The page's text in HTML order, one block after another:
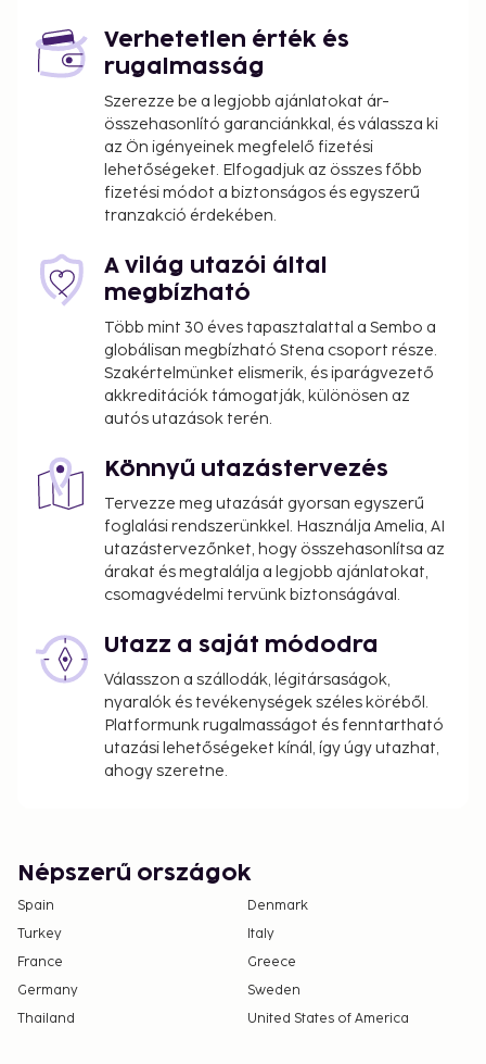
Government-issued photo identification and a
credit card, debit card, or cash deposit may be
required at check-in for incidental charges
Special requests are subject to availability upon
check-in and may incur additional charges;
special requests cannot be guaranteed
This property accepts credit cards; cash is not
accepted
detector on the property
Host has not indicated whether there is a
smoke detector on the property
Safety features at this property include a fire
extinguisher
This property has outdoor spaces, such as
balconies, patios, terraces which may not be
suitable for children; if you have concerns, we
recommend contacting the property prior to
your arrival to confirm they can accommodate
you in a suitable room
Special Instructions : There is no front desk at this
property. Guests will receive an email with special
check-in instructions and an access code prior to
arrival. The host will greet guests on arrival.
Information provided by the property may be
translated using automated translation tools.
Disclaimer notification: Amenities are subject to
Verhetetlen érték és
rugalmasság
Szerezze be a legjobb ajánlatokat ár-
összehasonlító garanciánkkal, és válassza ki
az Ön igényeinek megfelelő fizetési
lehetőségeket. Elfogadjuk az összes főbb
fizetési módot a biztonságos és egyszerű
tranzakció érdekében.
A világ utazói által
megbízható
Több mint 30 éves tapasztalattal a Sembo a
globálisan megbízható Stena csoport része.
Szakértelmünket elismerik, és iparágvezető
akkreditációk támogatják, különösen az
autós utazások terén.
Könnyű utazástervezés
Tervezze meg utazását gyorsan egyszerű
foglalási rendszerünkkel. Használja Amelia, AI
utazástervezőnket, hogy összehasonlítsa az
árakat és megtalálja a legjobb ajánlatokat,
csomagvédelmi tervünk biztonságával.
Utazz a saját módodra
Válasszon a szállodák, légitársaságok,
nyaralók és tevékenységek széles köréből.
Platformunk rugalmasságot és fenntartható
utazási lehetőségeket kínál, így úgy utazhat,
ahogy szeretne.
Népszerű országok
Spain
Denmark
Turkey
Italy
France
Greece
Germany
Sweden
Thailand
United States of America